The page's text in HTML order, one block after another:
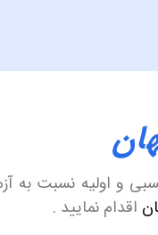
و اولیه نسبت به
اقدام نمایید .